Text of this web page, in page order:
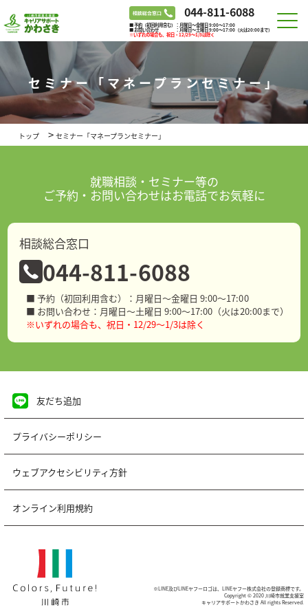
044-811-6088
■ 予約（初回利用含む）：月曜日～金曜日 9:00～17:00
■ お問い合わせ ：月曜日～土曜日 9:00～17:00（火は20:00まで）
※いずれの場合も、祝日・12/29～1/3は除く
セミナー「マネープランセミナー」
トップ >セミナー「マネープランセミナー」
就職相談・セミナー等の
ご予約・お問い合わせはお電話でお気軽に
相談総合窓口
044-811-6088
■ 予約（初回利用含む）：月曜日～金曜日 9:00～17:00
■ お問い合わせ：月曜日～土曜日 9:00～17:00（火は20:00まで）
※いずれの場合も、祝日・12/29～1/3は除く
友だち追加
プライバシーポリシー
ウェブアクセシビリティ方針
オンライン利用規約
※LINE及びLINEヤフーロゴは、LINEヤフー株式会社の登録商標です。
Copyright © 2020 川崎市就業支援室
キャリアサポートかわさき All rights Reserved.